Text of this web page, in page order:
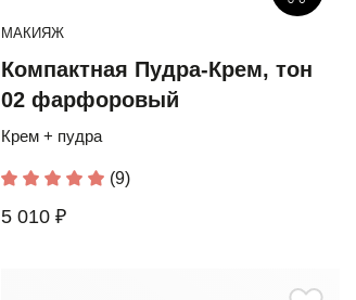
МАКИЯЖ
Компактная Пудра-Крем, тон
02 фарфоровый
Крем + пудра
(9)
5 010 ₽